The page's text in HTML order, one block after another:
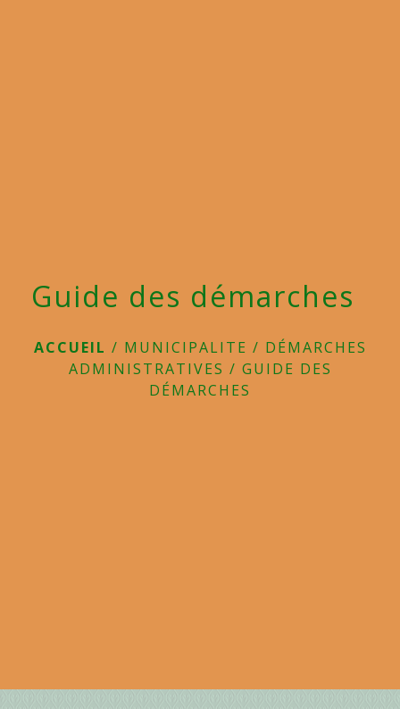
Guide des démarches
ACCUEIL / MUNICIPALITE / DÉMARCHES
ADMINISTRATIVES / GUIDE DES
DÉMARCHES